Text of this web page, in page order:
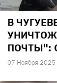
В
ПОЧТЫ":
07 Ноября